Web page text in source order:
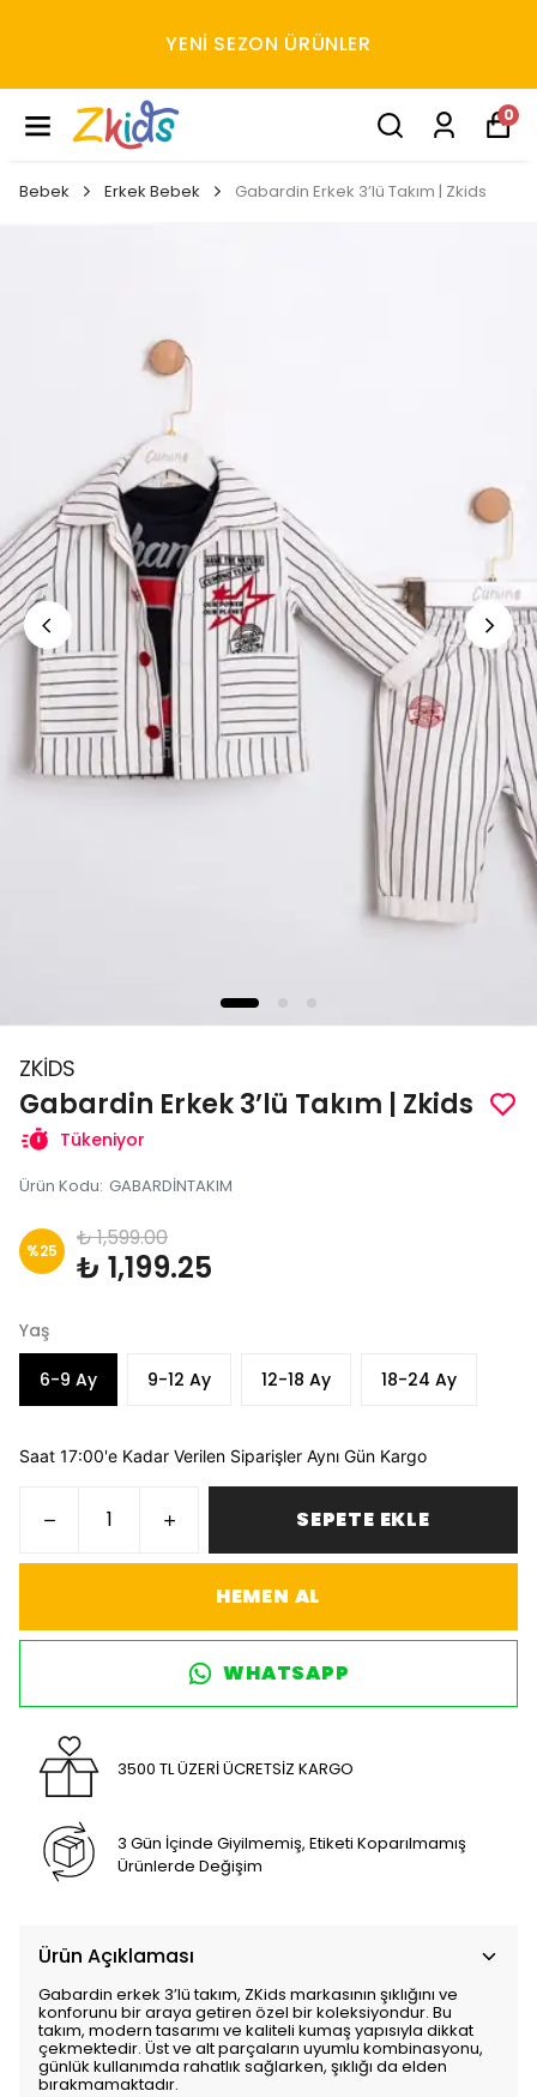
YENI SEZON ÜRÜNLER
0
Bebek Erkek Bebek Gabardin Erkek 3’lü Takım | Zkids
ZKİDS
Gabardin Erkek 3’lü Takım | Zkids
Tükeniyor
Ürün Kodu: GABARDİNTAKIM
%25 ₺ 1,599.00
₺ 1,199.25
Yaş
6-9 Ay 9-12 Ay 12-18 Ay 18-24 Ay
Saat 17:00'e Kadar Verilen Siparişler Aynı Gün Kargo
SEPETE EKLE
HEMEN AL
WHATSAPP
3500 TL ÜZERİ ÜCRETSİZ KARGO
3 Gün İçinde Giyilmemiş, Etiketi Koparılmamış
Ürünlerde Değişim
Ürün Açıklaması
Gabardin erkek 3’lü takım, ZKids markasının şıklığını ve
konforunu bir araya getiren özel bir koleksiyondur. Bu
takım, modern tasarımı ve kaliteli kumaş yapısıyla dikkat
çekmektedir. Üst ve alt parçaların uyumlu kombinasyonu,
günlük kullanımda rahatlık sağlarken, şıklığı da elden
bırakmamaktadır.